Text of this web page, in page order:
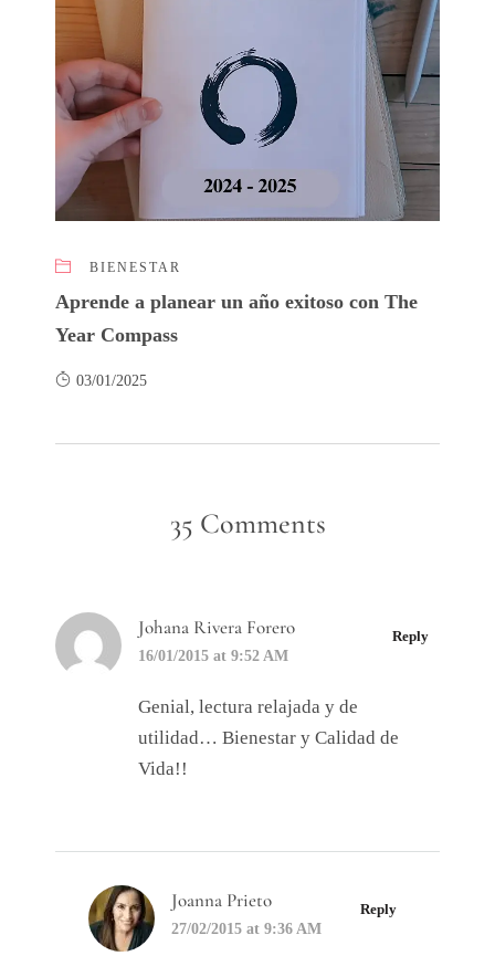
BIENESTAR
Aprende a planear un año exitoso con The
Year Compass
03/01/2025
35 Comments
Johana Rivera Forero
16/01/2015 at 9:52 AM
Reply
Genial, lectura relajada y de
utilidad… Bienestar y Calidad de
Vida!!
Joanna Prieto
27/02/2015 at 9:36 AM
Reply